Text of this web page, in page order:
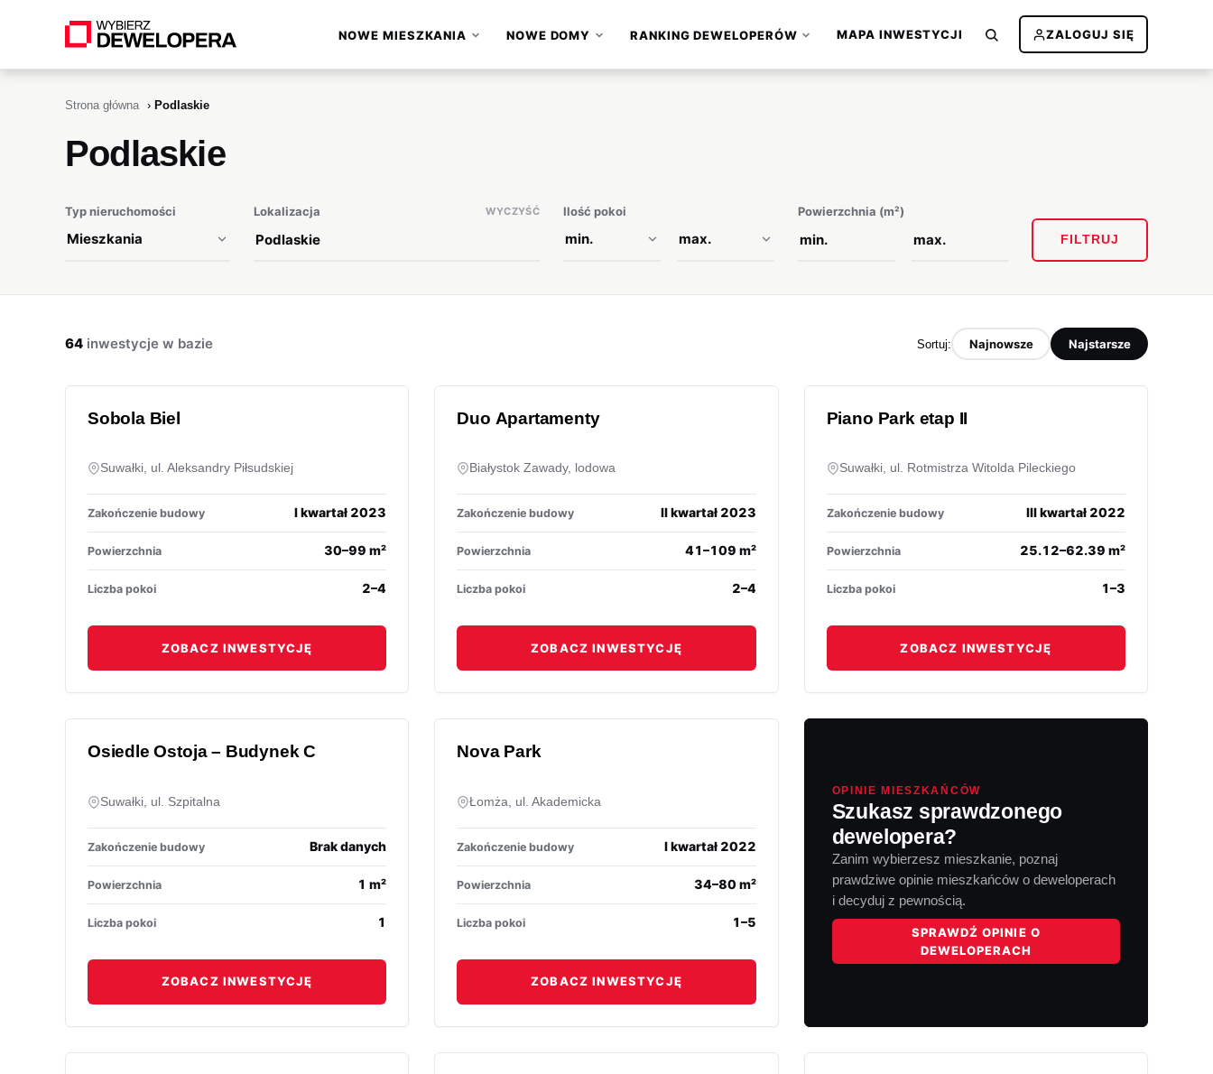
NOWE MIESZKANIA
▾ NOWE DOMY
▾ RANKING DEWELOPERÓW
▾ MAPA INWESTYCJI ZALOGUJ SIĘ
Strona główna › Podlaskie
Podlaskie
Typ nieruchomości Lokalizacja WYCZYŚĆ Ilość pokoi Powierzchnia (m²)
FILTRUJ
64 inwestycje w bazie Sortuj: Najnowsze Najstarsze
Sobola Biel
Suwałki, ul. Aleksandry Piłsudskiej
Zakończenie budowy I kwartał 2023
Powierzchnia 30–99 m²
Liczba pokoi 2–4
ZOBACZ INWESTYCJĘ
Duo Apartamenty
Białystok Zawady, lodowa
Zakończenie budowy II kwartał 2023
Powierzchnia 41–109 m²
Liczba pokoi 2–4
ZOBACZ INWESTYCJĘ
Piano Park etap II
Suwałki, ul. Rotmistrza Witolda Pileckiego
Zakończenie budowy III kwartał 2022
Powierzchnia 25.12–62.39 m²
Liczba pokoi 1–3
ZOBACZ INWESTYCJĘ
Osiedle Ostoja – Budynek C
Suwałki, ul. Szpitalna
Zakończenie budowy Brak danych
Powierzchnia 1 m²
Liczba pokoi 1
ZOBACZ INWESTYCJĘ
Nova Park
Łomża, ul. Akademicka
Zakończenie budowy I kwartał 2022
Powierzchnia 34–80 m²
Liczba pokoi 1–5
ZOBACZ INWESTYCJĘ
OPINIE MIESZKAŃCÓW
Szukasz sprawdzonego
dewelopera?
Zanim wybierzesz mieszkanie, poznaj
prawdziwe opinie mieszkańców o deweloperach
i decyduj z pewnością.
SPRAWDŹ OPINIE O
DEWELOPERACH